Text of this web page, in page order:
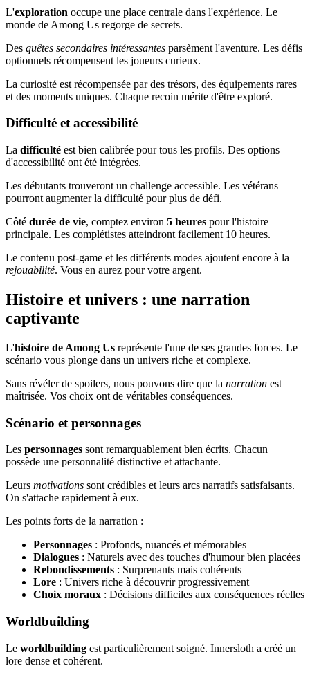
L'exploration occupe une place centrale dans l'expérience. Le
monde de Among Us regorge de secrets.
Des quêtes secondaires intéressantes parsèment l'aventure. Les défis
optionnels récompensent les joueurs curieux.
La curiosité est récompensée par des trésors, des équipements rares
et des moments uniques. Chaque recoin mérite d'être exploré.
Difficulté et accessibilité
La difficulté est bien calibrée pour tous les profils. Des options
d'accessibilité ont été intégrées.
Les débutants trouveront un challenge accessible. Les vétérans
pourront augmenter la difficulté pour plus de défi.
Côté durée de vie, comptez environ 5 heures pour l'histoire
principale. Les complétistes atteindront facilement 10 heures.
Le contenu post-game et les différents modes ajoutent encore à la
rejouabilité. Vous en aurez pour votre argent.
Histoire et univers : une narration
captivante
L'histoire de Among Us représente l'une de ses grandes forces. Le
scénario vous plonge dans un univers riche et complexe.
Sans révéler de spoilers, nous pouvons dire que la narration est
maîtrisée. Vos choix ont de véritables conséquences.
Scénario et personnages
Les personnages sont remarquablement bien écrits. Chacun
possède une personnalité distinctive et attachante.
Leurs motivations sont crédibles et leurs arcs narratifs satisfaisants.
On s'attache rapidement à eux.
Les points forts de la narration :
Personnages : Profonds, nuancés et mémorables
Dialogues : Naturels avec des touches d'humour bien placées
Rebondissements : Surprenants mais cohérents
Lore : Univers riche à découvrir progressivement
Choix moraux : Décisions difficiles aux conséquences réelles
Worldbuilding
Le worldbuilding est particulièrement soigné. Innersloth a créé un
lore dense et cohérent.